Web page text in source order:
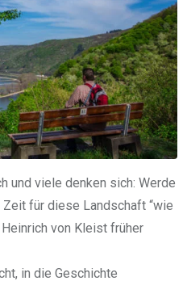
und viele denken sich: Werde
für diese Landschaft “wie
von Kleist früher
in die Geschichte